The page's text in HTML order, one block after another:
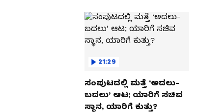
21:29
ಸಂಪುಟದಲ್ಲಿ ಮತ್ತೆ ‘ಅದಲು-
ಬದಲು’ ಆಟ; ಯಾರಿಗೆ ಸಚಿವ
ಸ್ಥಾನ, ಯಾರಿಗೆ ಕುತ್ತು?